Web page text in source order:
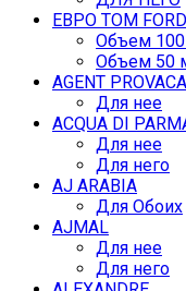
ЕВРО TOM FORD
Объем
Объем 50
AGENT
Для нее
ACQUA DI
Для нее
Для него
AJ ARABIA
Для Обоих
AJMAL
Для нее
Для него